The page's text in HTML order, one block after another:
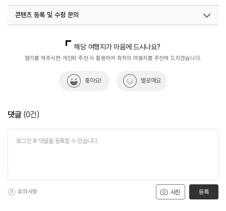
콘텐츠 등록 및 수정 문의
해당 여행지가 마음에 드시나요?
평가를 해주시면 개인화 추천 시 활용하여 최적의 여행지를 추천해 드리겠습니다.
좋아요! 별로예요
댓글 (0건)
사진
유의사항 등록